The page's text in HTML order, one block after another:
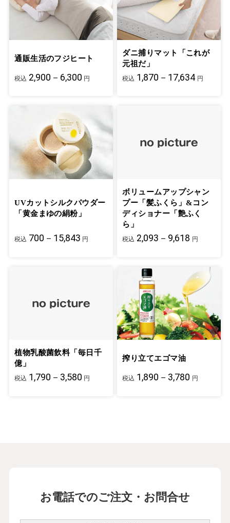
通販生活のフジヒート
税込 2,900－6,300 円
ダニ捕りマット「これが
元祖だ」
税込 1,870－17,634 円
UVカットシルクパウダー
「黄金まゆの絹粉」
税込 700－15,843 円
ボリュームアップシャン
プー「髪ふくら」&コン
ディショナー「艶ふく
ら」
税込 2,093－9,618 円
植物乳酸菌飲料「毎日千
億」
税込 1,790－3,580 円
搾り立てエゴマ油
税込 1,890－3,780 円
お電話でのご注文・お問合せ